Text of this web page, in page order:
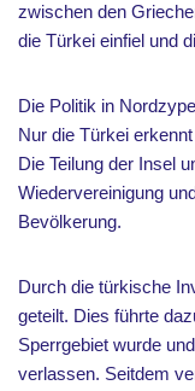
zwischen den
die Türkei einfiel und
Die Politik in
Nur die Türkei
Die Teilung der Insel
Wiedervereinigung
Bevölkerung.
Durch die türkische
geteilt. Dies führte
Sperrgebiet wurde
verlassen. Seitdem